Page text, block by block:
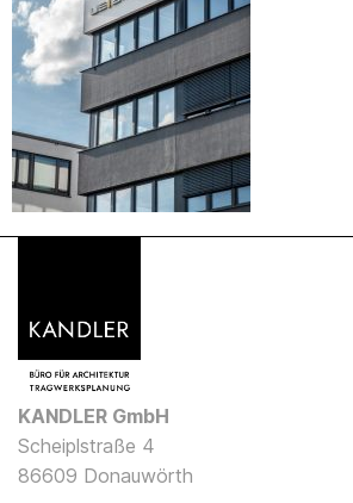
KANDLER GmbH
Scheiplstraße 4
86609 Donauwörth